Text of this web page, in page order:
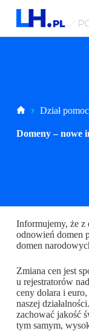
P
StronaDział
Domeny – nowe
Informujemy, że z
odnowień domen
domen
Zmiana cen jest
u rejestratorów
ceny dolara i
naszej
zachować jakość
tym samym,